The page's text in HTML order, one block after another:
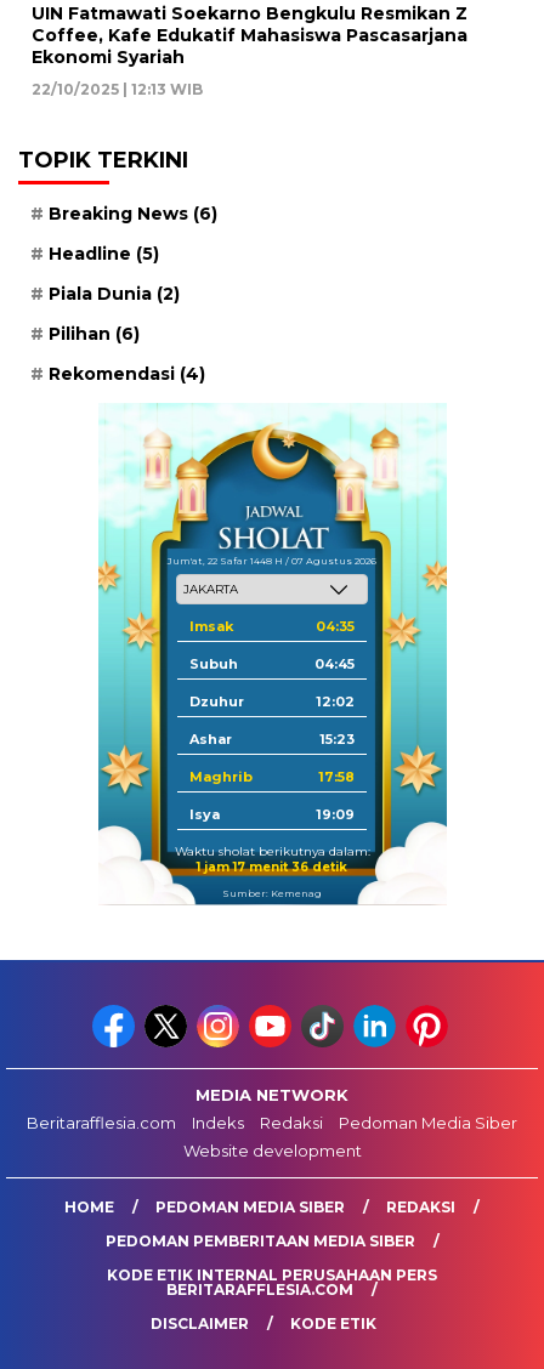
UIN Fatmawati Soekarno Bengkulu Resmikan Z
Coffee, Kafe Edukatif Mahasiswa Pascasarjana
Ekonomi Syariah
22/10/2025 | 12:13 WIB
TOPIK TERKINI
Breaking News (6)
Headline (5)
Piala Dunia (2)
Pilihan (6)
Rekomendasi (4)
Jum'at, 22 Safar 1448 H / 07 Agustus 2026
Imsak 04:35
Subuh 04:45
Dzuhur 12:02
Ashar 15:23
Maghrib 17:58
Isya 19:09
Waktu sholat berikutnya dalam:
1 jam 17 menit 36 detik
Sumber: Kemenag
MEDIA NETWORK
Beritarafflesia.com
Indeks Redaksi
Pedoman Media Siber
Website development
HOME PEDOMAN MEDIA SIBER
REDAKSI
PEDOMAN PEMBERITAAN MEDIA SIBER
KODE ETIK INTERNAL PERUSAHAAN PERS
BERITARAFFLESIA.COM
DISCLAIMER
KODE ETIK